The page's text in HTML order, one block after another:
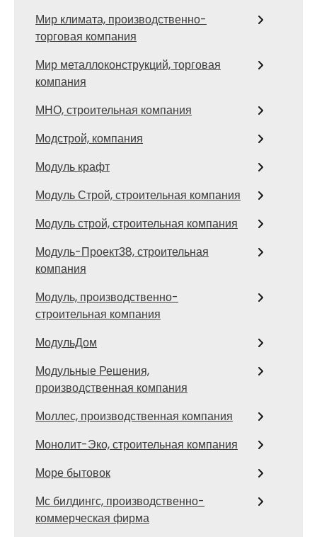
Мир климата, производственно-
торговая компания
Мир металлоконструкций, торговая
компания
МНО, строительная компания
Модстрой, компания
Модуль крафт
Модуль Строй, строительная компания
Модуль строй, строительная компания
Модуль-Проект38, строительная
компания
Модуль, производственно-
строительная компания
МодульДом
Модульные Решения,
производственная компания
Моллес, производственная компания
Монолит-Эко, строительная компания
Море бытовок
Мс билдингс, производственно-
коммерческая фирма